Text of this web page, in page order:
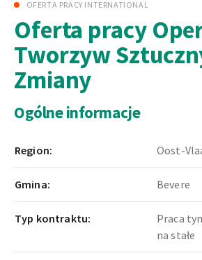
OFERTA PRACY INTERNATIONAL
Oferta pracy
Tworzyw
Zmiany
Ogólne informacje
Region: Oost-
Gmina: Bevere
Typ kontraktu:
Praca
na stałe